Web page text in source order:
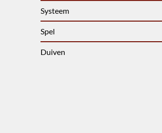
Systeem
Spel
Duiven